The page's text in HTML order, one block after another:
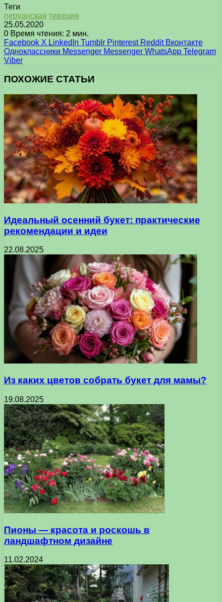
Теги
перуанская тевеция
25.05.2020
0 Время чтения: 2 мин.
Facebook X LinkedIn Tumblr Pinterest Reddit Вконтакте
Одноклассники Messenger Messenger WhatsApp Telegram
Viber
ПОХОЖИЕ СТАТЬИ
Идеальный осенний букет: практические
рекомендации и идеи
22.08.2025
Из каких цветов собрать букет для мамы?
19.08.2025
Пионы — красота и роскошь в
ландшафтном дизайне
11.02.2024